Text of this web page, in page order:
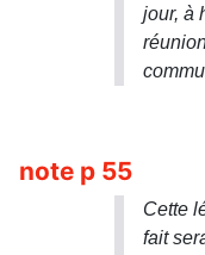
jour, à
note p 55
Cette
fait